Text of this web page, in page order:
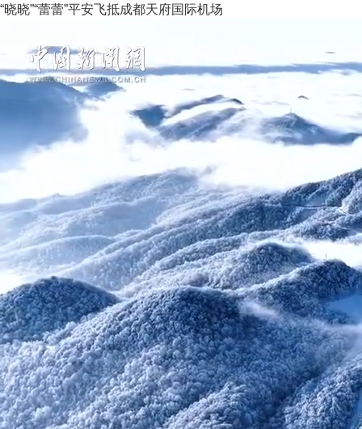
“晓晓”“蕾蕾”平安飞抵成都天府国际机场